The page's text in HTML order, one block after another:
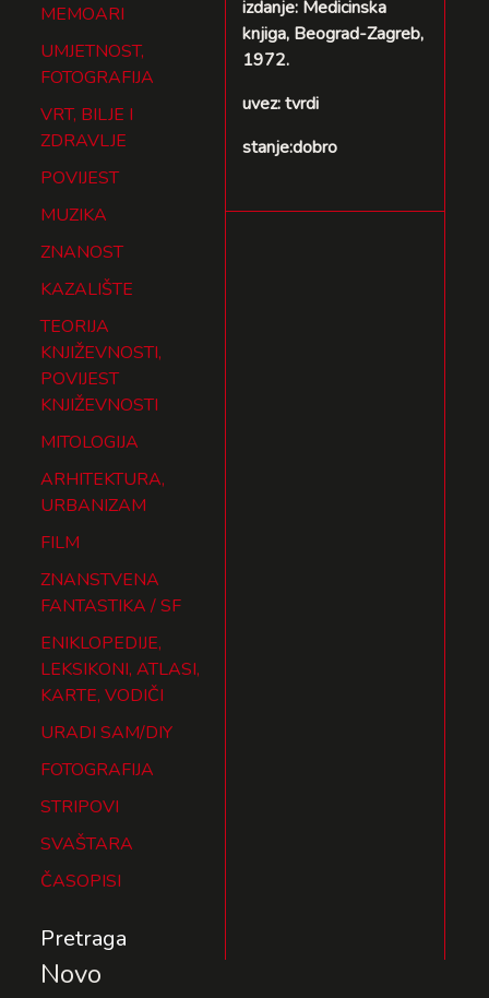
MEMOARI
UMJETNOST,
FOTOGRAFIJA
VRT, BILJE I
ZDRAVLJE
POVIJEST
MUZIKA
ZNANOST
KAZALIŠTE
TEORIJA
KNJIŽEVNOSTI,
POVIJEST
KNJIŽEVNOSTI
MITOLOGIJA
ARHITEKTURA,
URBANIZAM
FILM
ZNANSTVENA
FANTASTIKA / SF
ENIKLOPEDIJE,
LEKSIKONI, ATLASI,
KARTE, VODIČI
URADI SAM/DIY
FOTOGRAFIJA
STRIPOVI
SVAŠTARA
ČASOPISI
Pretraga
izdanje: Medicinska
knjiga, Beograd-Zagreb,
1972.
uvez: tvrdi
stanje:dobro
Novo